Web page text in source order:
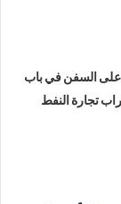
السفن في باب
تجارة النفط